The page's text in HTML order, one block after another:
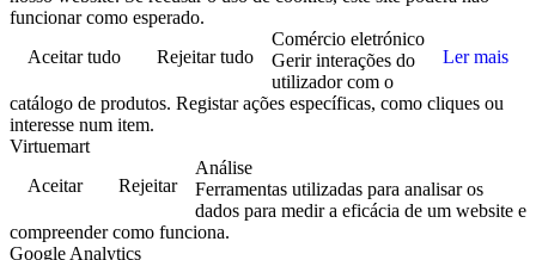
funcionar como esperado.
Aceitar tudo
Rejeitar tudo Ler mais
Comércio eletrónico
Gerir interações do
utilizador com o
catálogo de produtos. Registar ações específicas, como cliques ou
interesse num item.
Virtuemart
Aceitar
Rejeitar
Análise
Ferramentas utilizadas para analisar os
dados para medir a eficácia de um website e
compreender como funciona.
Google Analytics